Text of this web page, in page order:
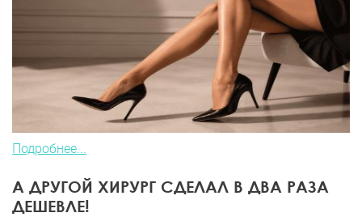
Подробнее...
А ДРУГОЙ ХИРУРГ СДЕЛАЛ В ДВА РАЗА
ДЕШЕВЛЕ!